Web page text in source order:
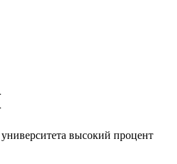
высокий процент